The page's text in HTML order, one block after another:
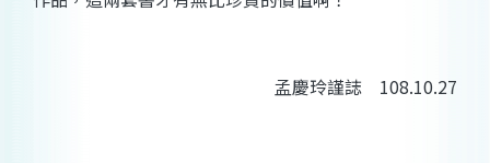
孟慶玲謹誌 108.10.27